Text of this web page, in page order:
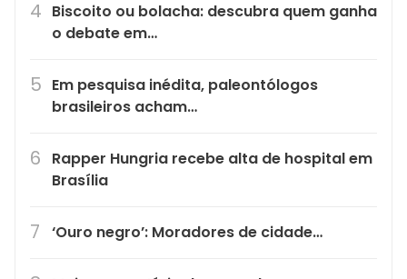
Biscoito ou bolacha: descubra quem ganha
o debate em…
Em pesquisa inédita, paleontólogos
brasileiros acham…
Rapper Hungria recebe alta de hospital em
Brasília
‘Ouro negro’: Moradores de cidade…